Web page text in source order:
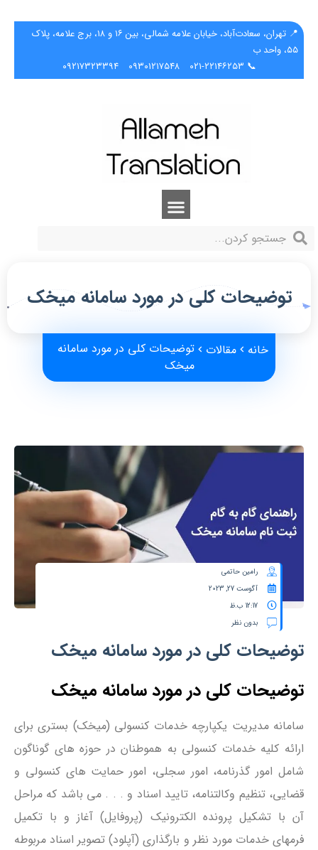
📍 تهران، سعادت‌آباد، خیابان علامه شمالی، بین ۱۶ و ۱۸، برج علامه، پلاک
۵۵، واحد ب
📞 ۰۲۱-۲۲۱۴۶۲۵۳
۰۹۳۰۱۲۱۷۵۴۸ ۰۹۲۱۷۳۲۳۳۹۴
توضیحات کلی در مورد سامانه میخک
خانه مقالات
توضیحات کلی در مورد سامانه
میخک
رامین حاتمی
آگوست 27, 2023
12:17 ب.ظ
بدون نظر
توضیحات کلی در مورد سامانه میخک
توضیحات کلی در مورد سامانه میخک
سامانه مدیریت یکپارچه خدمات کنسولی (میخک) بستری برای
ارائه کلیه خدمات کنسولی به هموطنان در حوزه های گوناگون
شامل امور گذرنامه، امور سجلی، امور حمايت های کنسولی و
قضايی، تنظیم وکالتنامه، تایید اسناد و . . . می باشد که مراحل
آن با تشکیل پرونده الکترونیک (پروفایل) آغاز و با تکمیل
فرمهای خدمات مورد نظر و بارگذاری (آپلود) تصویر اسناد مربوطه